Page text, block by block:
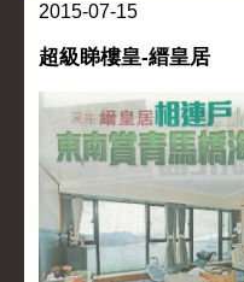
2015-07-15
超級睇樓皇-縉皇居